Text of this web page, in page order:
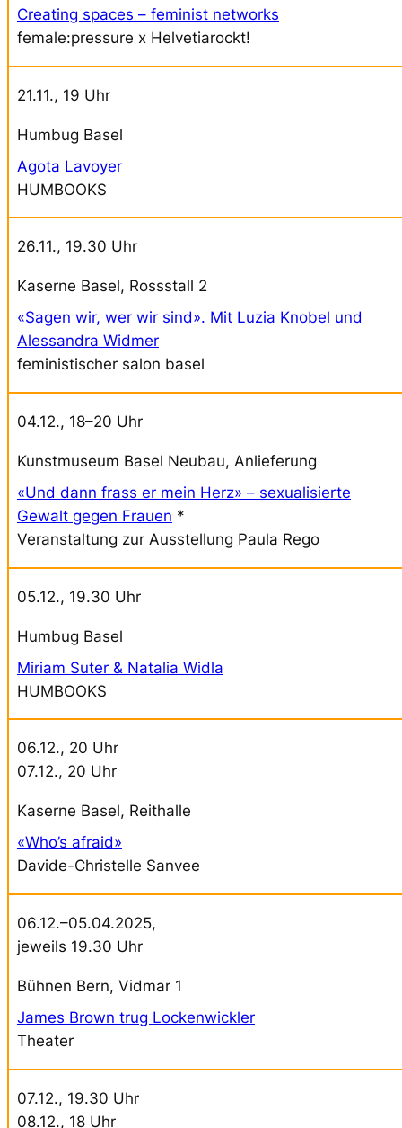
Creating spaces – feminist networks
female:pressure x Helvetiarockt!
21.11., 19 Uhr
Humbug Basel
Agota Lavoyer
HUMBOOKS
26.11., 19.30 Uhr
Kaserne Basel, Rossstall 2
«Sagen wir, wer wir sind». Mit Luzia Knobel und
Alessandra Widmer
feministischer salon basel
04.12., 18–20 Uhr
Kunstmuseum Basel Neubau, Anlieferung
«Und dann frass er mein Herz» – sexualisierte
Gewalt gegen Frauen *
Veranstaltung zur Ausstellung Paula Rego
05.12., 19.30 Uhr
Humbug Basel
Miriam Suter & Natalia Widla
HUMBOOKS
06.12., 20 Uhr
07.12., 20 Uhr
Kaserne Basel, Reithalle
«Who’s afraid»
Davide-Christelle Sanvee
06.12.–05.04.2025,
jeweils 19.30 Uhr
Bühnen Bern, Vidmar 1
James Brown trug Lockenwickler
Theater
07.12., 19.30 Uhr
08.12., 18 Uhr